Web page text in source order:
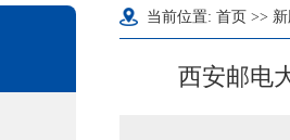
当前位置: 首页 >>
西安邮电